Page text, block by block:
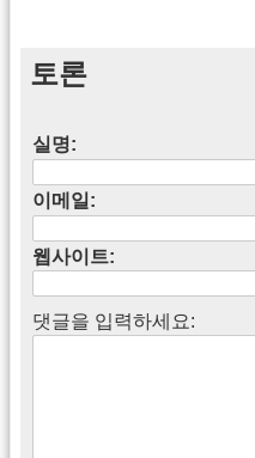
토론
실명:
이메일:
웹사이트:
댓글을 입력하세요: